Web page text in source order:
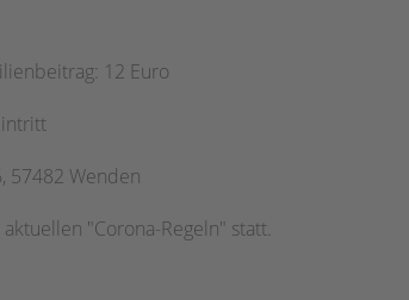
12 Euro
57482 Wenden
"Corona-Regeln" statt.